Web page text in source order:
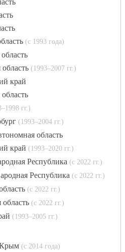
(с 1993 года)
(1993–2007 гг.)
край
гг.)
(1993–2004 гг.)
область
край (1993–2020 гг.)
Республика (c 2022 гг.)
Республика (c 2022 гг.)
(c 2022 гг.)
(c 2022 гг.)
(1993–2005 гг.)
(с 2014 года)